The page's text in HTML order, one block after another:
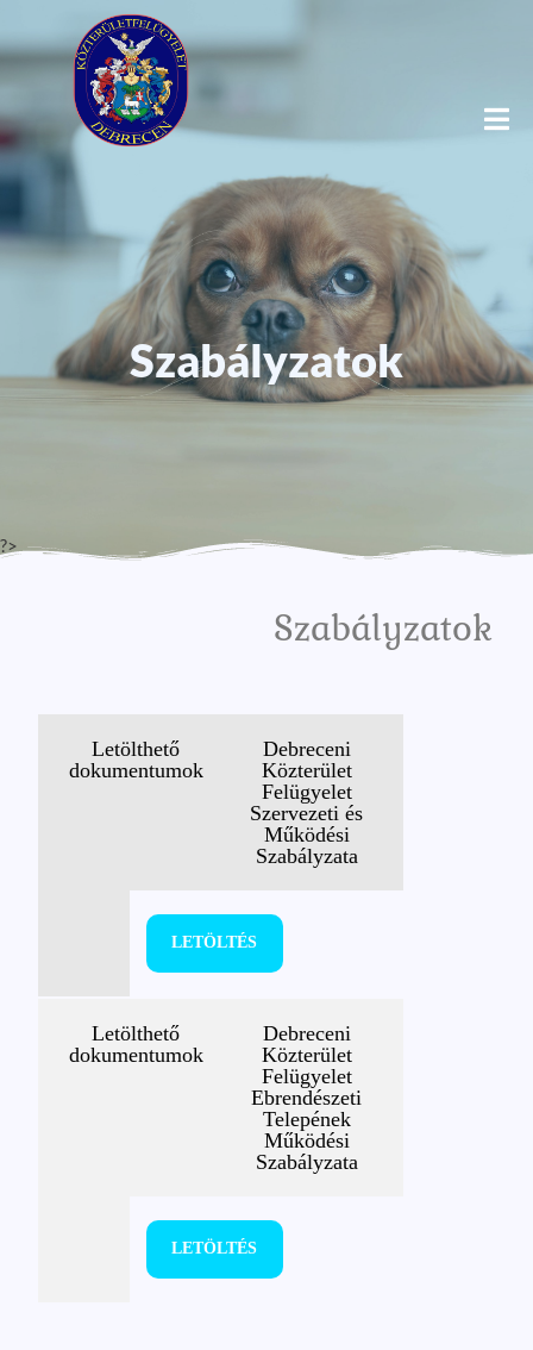
Szabályzatok
?>
Szabályzatok
Letölthető
dokumentumok
Debreceni
Közterület
Felügyelet
Szervezeti és
Működési
Szabályzata
LETÖLTÉS
Letölthető
dokumentumok
Debreceni
Közterület
Felügyelet
Ebrendészeti
Telepének
Működési
Szabályzata
LETÖLTÉS